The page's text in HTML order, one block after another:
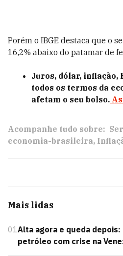
Porém o IBGE destaca que o
16,2% abaixo do patamar de
Juros, dólar, inflação,
todos os termos da
afetam o seu bolso.
Acompanhe tudo sobre:
economia-brasileira
Mais lidas
01Alta agora e queda
petróleo com crise na